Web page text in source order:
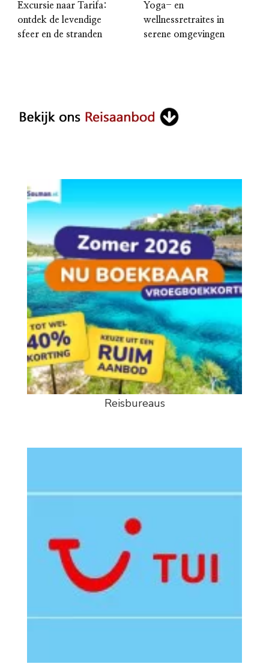
Excursie naar Tarifa:
ontdek de levendige
sfeer en de stranden
Yoga- en
wellnessretraites in
serene omgevingen
Reisbureaus